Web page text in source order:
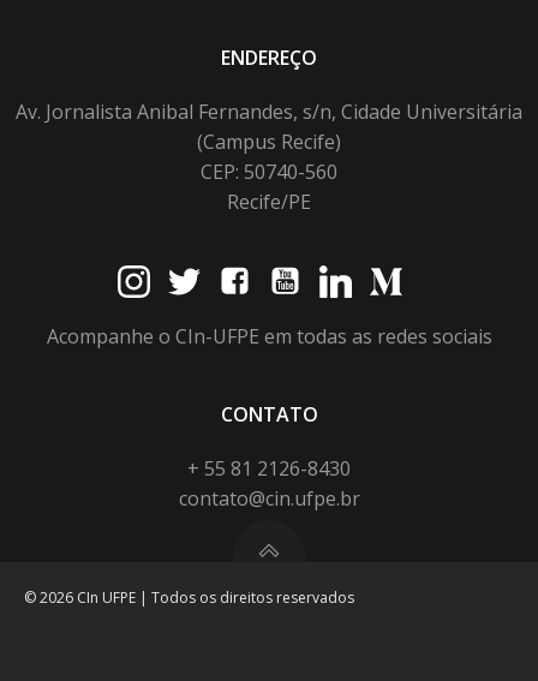
ENDEREÇO
Av. Jornalista Anibal Fernandes, s/n, Cidade Universitária
(Campus Recife)
CEP: 50740-560
Recife/PE
Acompanhe o CIn-UFPE em todas as redes sociais
CONTATO
+ 55 81 2126-8430
contato@cin.ufpe.br
© 2026 CIn UFPE | Todos os direitos reservados